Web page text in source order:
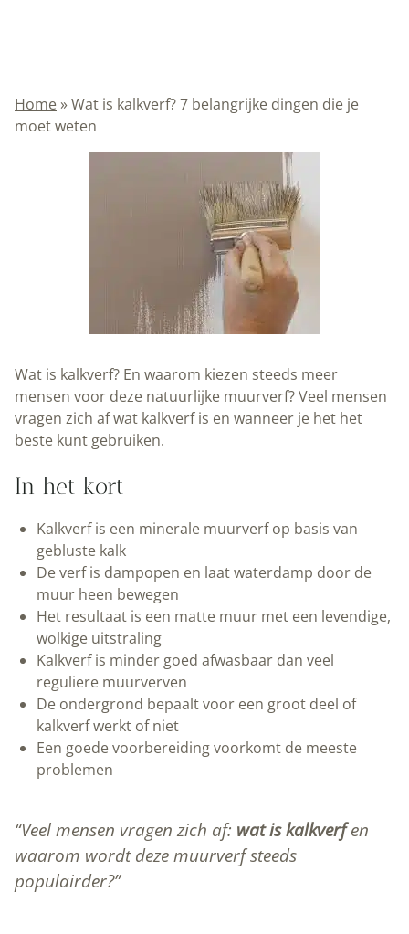
Home»Wat is kalkverf? 7 belangrijke dingen die je
moet weten
Wat is kalkverf? En waarom kiezen steeds meer
mensen voor deze natuurlijke muurverf? Veel mensen
vragen zich af wat kalkverf is en wanneer je het het
beste kunt gebruiken.
In het kort
Kalkverf is een minerale muurverf op basis van
gebluste kalk
De verf is dampopen en laat waterdamp door de
muur heen bewegen
Het resultaat is een matte muur met een levendige,
wolkige uitstraling
Kalkverf is minder goed afwasbaar dan veel
reguliere muurverven
De ondergrond bepaalt voor een groot deel of
kalkverf werkt of niet
Een goede voorbereiding voorkomt de meeste
problemen
Veel mensen vragen zich af: wat is kalkverfen
waarom wordt deze muurverf steeds
populairder?